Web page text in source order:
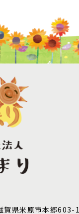
賀県米原市本郷603-1